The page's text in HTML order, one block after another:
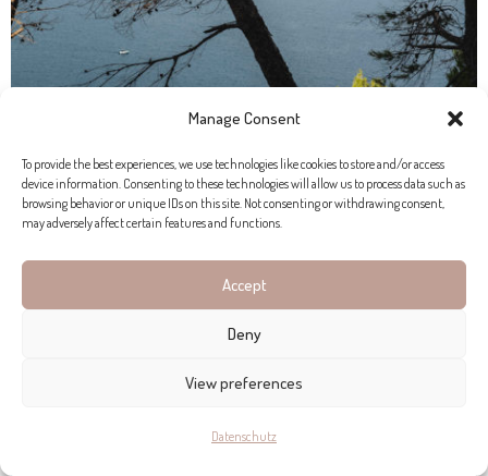
Manage Consent
To provide the best experiences, we use technologies like cookies to store and/or access
device information. Consenting to these technologies will allow us to process data such as
browsing behavior or unique IDs on this site. Not consenting or withdrawing consent,
may adversely affect certain features and functions.
Accept
Deny
View preferences
Datenschutz